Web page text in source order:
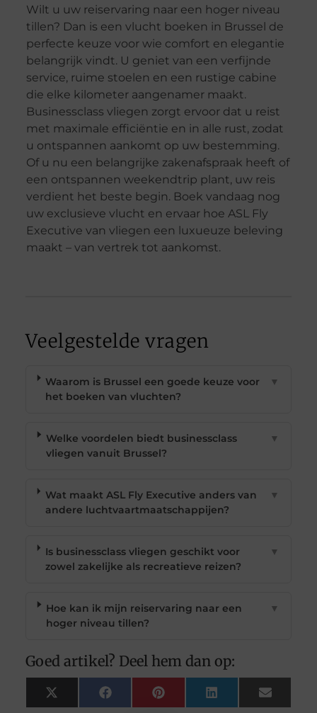
Wilt u uw reiservaring naar een hoger niveau
tillen? Dan is een vlucht boeken in Brussel de
perfecte keuze voor wie comfort en elegantie
belangrijk vindt. U geniet van een verfijnde
service, ruime stoelen en een rustige cabine
die elke kilometer aangenamer maakt.
Businessclass vliegen zorgt ervoor dat u reist
met maximale efficiëntie en in alle rust, zodat
u ontspannen aankomt op uw bestemming.
Of u nu een belangrijke zakenafspraak heeft of
een ontspannen weekendtrip plant, uw reis
verdient het beste begin. Boek vandaag nog
uw exclusieve vlucht en ervaar hoe ASL Fly
Executive van vliegen een luxueuze beleving
maakt – van vertrek tot aankomst.
Veelgestelde vragen
Waarom is Brussel een goede keuze voor
het boeken van vluchten?
▼
Welke voordelen biedt businessclass
vliegen vanuit Brussel?
▼
Wat maakt ASL Fly Executive anders van
andere luchtvaartmaatschappijen?
▼
Is businessclass vliegen geschikt voor
zowel zakelijke als recreatieve reizen?
▼
Hoe kan ik mijn reiservaring naar een
hoger niveau tillen?
▼
Goed artikel? Deel hem dan op:
X
(Twitter)
FacebookPinterest LinkedIn Email